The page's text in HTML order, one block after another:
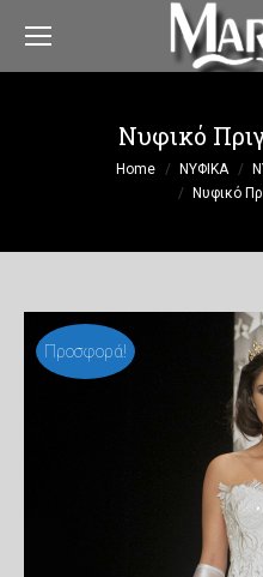
Νυφικό
You are here:Home ΝΥΦΙΚΑ
Νυφικό
Προσφορά!